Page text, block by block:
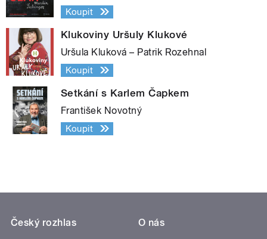
Koupit
Klukoviny Uršuly Klukové
Uršula Kluková – Patrik Rozehnal
Koupit
Setkání s Karlem Čapkem
František Novotný
Koupit
Český rozhlas
O nás